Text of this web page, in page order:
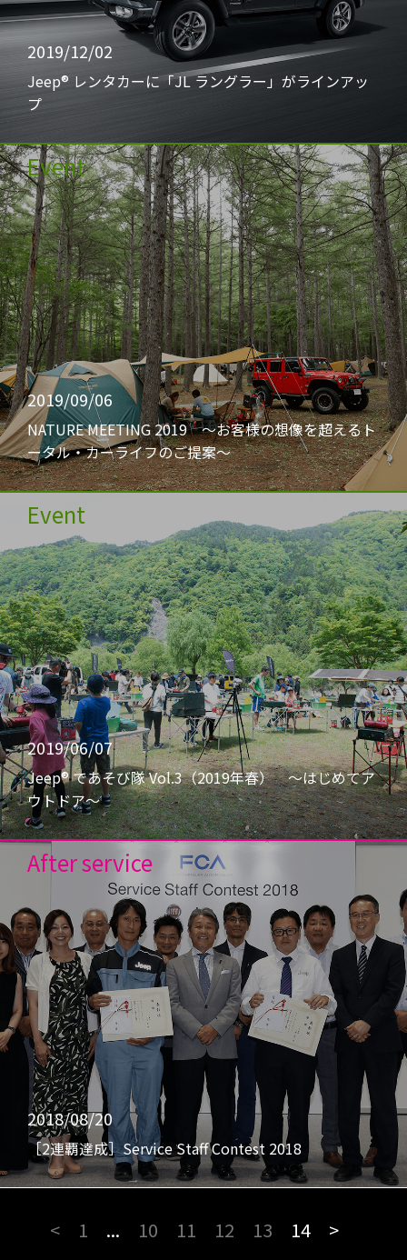
2019/12/02
Jeep® レンタカーに「JL ラングラー」がラインアッ
プ
Event
2019/09/06
NATURE MEETING 2019 〜お客様の想像を超えるト
ータル・カーライフのご提案〜
Event
2019/06/07
Jeep® であそび隊 Vol.3（2019年春） 〜はじめてア
ウトドア〜
After service
2018/08/20
［2連覇達成］Service Staff Contest 2018
< 1 ... 10 11 12 13 14 >